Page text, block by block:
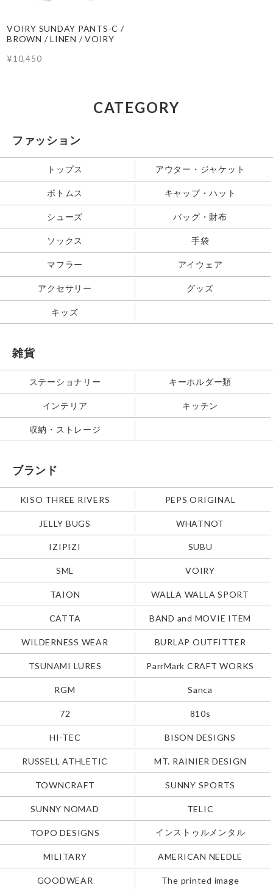
VOIRY SUNDAY PANTS-C /
BROWN / LINEN / VOIRY
¥10,450
CATEGORY
ファッション
トップス アウター・ジャケット
ボトムス キャップ・ハット
シューズ バッグ・財布
ソックス 手袋
マフラー アイウェア
アクセサリー グッズ
キッズ
雑貨
ステーショナリー キーホルダー類
インテリア キッチン
収納・ストレージ
ブランド
KISO THREE RIVERS PEPS ORIGINAL
JELLY BUGS WHATNOT
IZIPIZI SUBU
SML VOIRY
TAION WALLA WALLA SPORT
CATTA BAND and MOVIE ITEM
WILDERNESS WEAR BURLAP OUTFITTER
TSUNAMI LURES ParrMark CRAFT WORKS
RGM Sanca
72 810s
HI-TEC BISON DESIGNS
RUSSELL ATHLETIC MT. RAINIER DESIGN
TOWNCRAFT SUNNY SPORTS
SUNNY NOMAD TELIC
TOPO DESIGNS インストゥルメンタル
MILITARY AMERICAN NEEDLE
GOODWEAR The printed image